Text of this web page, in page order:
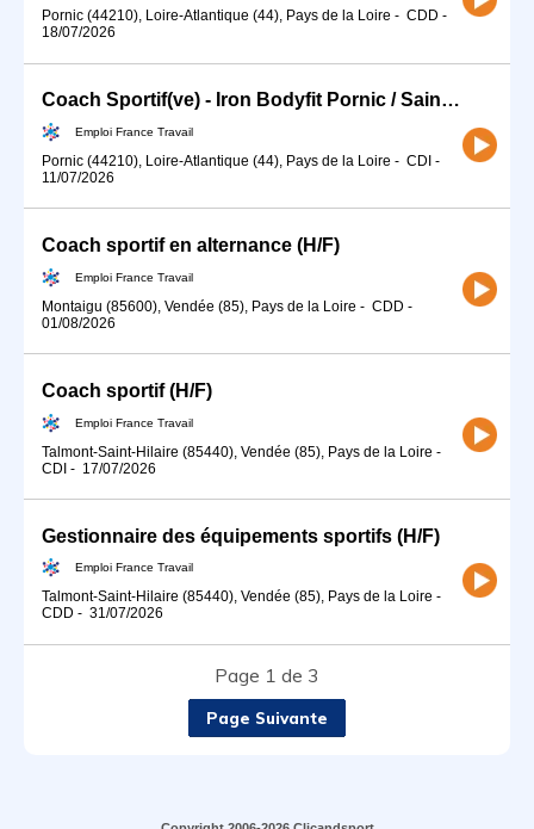
Pornic (44210), Loire-Atlantique (44), Pays de la Loire - CDD -
18/07/2026
Coach Sportif(ve) - Iron Bodyfit Pornic / Saint-Brevin (H/F)
Emploi France Travail
Pornic (44210), Loire-Atlantique (44), Pays de la Loire - CDI -
11/07/2026
Coach sportif en alternance (H/F)
Emploi France Travail
Montaigu (85600), Vendée (85), Pays de la Loire - CDD -
01/08/2026
Coach sportif (H/F)
Emploi France Travail
Talmont-Saint-Hilaire (85440), Vendée (85), Pays de la Loire -
CDI - 17/07/2026
Gestionnaire des équipements sportifs (H/F)
Emploi France Travail
Talmont-Saint-Hilaire (85440), Vendée (85), Pays de la Loire -
CDD - 31/07/2026
Page 1 de 3
Page Suivante